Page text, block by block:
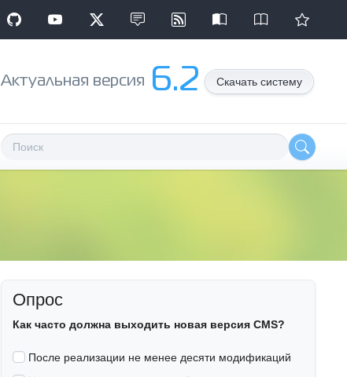
Aктуальная версия 6.2 Скачать систему
Опрос
Как часто должна выходить новая версия CMS?
После реализации не менее десяти модификаций